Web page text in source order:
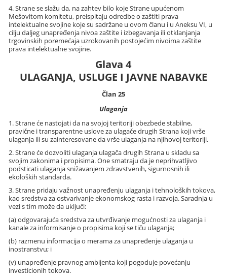
4. Strane se slažu da, na zahtev bilo koje Strane upućenom
Mešovitom komitetu, preispitaju odredbe o zaštiti prava
intelektualne svojine koje su sadržane u ovom članu i u Aneksu VI, u
cilju daljeg unapređenja nivoa zaštite i izbegavanja ili otklanjanja
trgovinskih poremećaja uzrokovanih postojećim nivoima zaštite
prava intelektualne svojine.
Glava 4
ULAGANJA, USLUGE I JAVNE NABAVKE
Član 25
Ulaganja
1. Strane će nastojati da na svojoj teritoriji obezbede stabilne,
pravične i transparentne uslove za ulagače drugih Strana koji vrše
ulaganja ili su zainteresovane da vrše ulaganja na njihovoj teritoriji.
2. Strane će dozvoliti ulaganja ulagača drugih Strana u skladu sa
svojim zakonima i propisima. One smatraju da je neprihvatljivo
podsticati ulaganja snižavanjem zdravstvenih, sigurnosnih ili
ekoloških standarda.
3. Strane pridaju važnost unapređenju ulaganja i tehnoloških tokova,
kao sredstva za ostvarivanje ekonomskog rasta i razvoja. Saradnja u
vezi s tim može da uključi:
(a) odgovarajuća sredstva za utvrđivanje mogućnosti za ulaganja i
kanale za informisanje o propisima koji se tiču ulaganja;
(b) razmenu informacija o merama za unapređenje ulaganja u
inostranstvu; i
(v) unapređenje pravnog ambijenta koji pogoduje povećanju
investicionih tokova.